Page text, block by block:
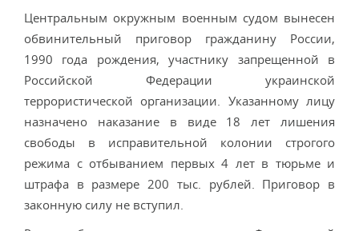
Центральным окружным военным судом вынесен
обвинительный приговор гражданину России,
1990 года рождения, участнику запрещенной в
Российской Федерации украинской
террористической организации. Указанному лицу
назначено наказание в виде 18 лет лишения
свободы в исправительной колонии строгого
режима с отбыванием первых 4 лет в тюрьме и
штрафа в размере 200 тыс. рублей. Приговор в
законную силу не вступил.